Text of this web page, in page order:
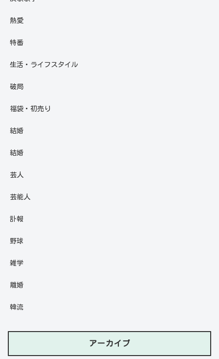
熱愛
特番
生活・ライフスタイル
破局
福袋・初売り
結婚
結婚
芸人
芸能人
訃報
野球
雑学
離婚
韓流
アーカイブ